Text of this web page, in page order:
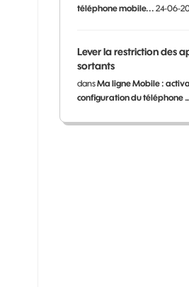
téléphone mobile... 24-06-
Lever la restriction des
sortants
dansMa ligne Mobile :
configuration du téléphone